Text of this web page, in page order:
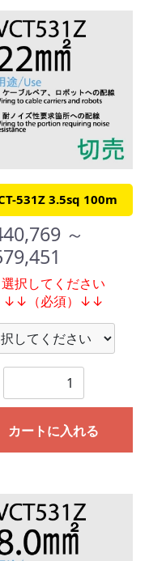
531Z 3.5sq 100m
～
選択してください
↓↓（必須）↓↓
カートに入れる